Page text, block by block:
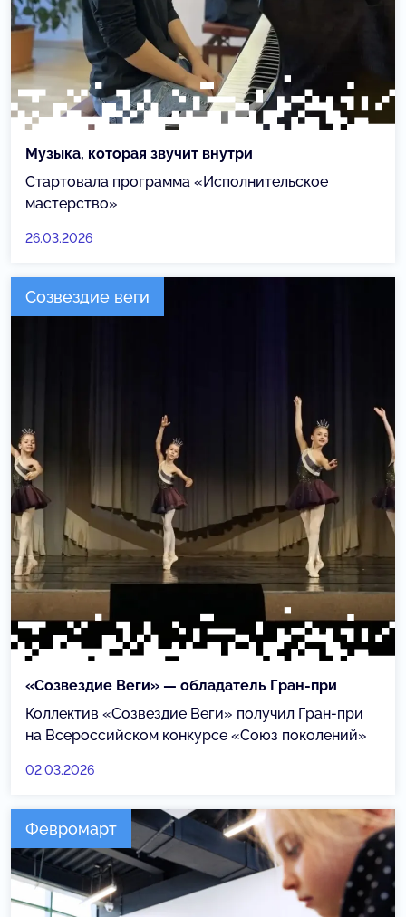
Музыка, которая звучит внутри
Стартовала программа «Исполнительское
мастерство»
26.03.2026
Созвездие веги
«Созвездие Веги» — обладатель Гран-при
Коллектив «Созвездие Веги» получил Гран-при
на Всероссийском конкурсе «Союз поколений»
02.03.2026
Февромарт